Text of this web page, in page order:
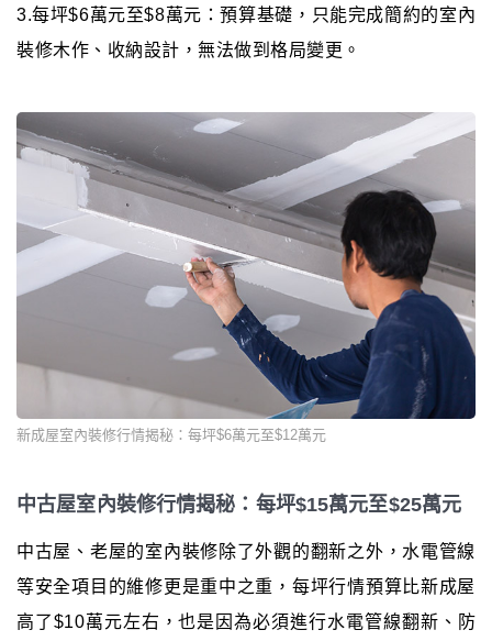
3.每坪$6萬元至$8萬元：預算基礎，只能完成簡約的室內
裝修木作、收納設計，無法做到格局變更。
新成屋室內裝修行情揭秘：每坪$6萬元至$12萬元
中古屋室內裝修行情揭秘：每坪$15萬元至$25萬元
中古屋、老屋的室內裝修除了外觀的翻新之外，水電管線
等安全項目的維修更是重中之重，每坪行情預算比新成屋
高了$10萬元左右，也是因為必須進行水電管線翻新、防